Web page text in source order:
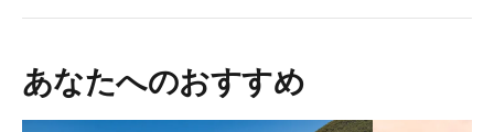
あなたへのおすすめ